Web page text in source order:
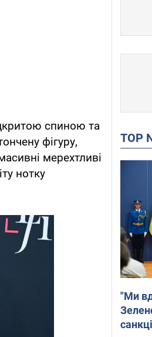
спиною та
фігуру,
мерехтливі
нотку
TOP
"Ми